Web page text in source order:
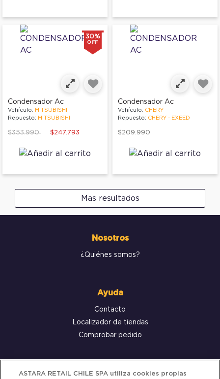
30%
OFF
Condensador Ac
Vehículo: MITSUBISHI
Repuesto: MITSUBISHI
Price reduced from
$353.990to $247.793
Condensador Ac
Vehículo: CHERY
Repuesto: CHERY - EXEED
$209.990
Mas resultados
Nosotros
¿Quiénes somos?
Ayuda
Contacto
Localizador de tiendas
Comprobar pedido
Servicio al cliente
ASTARA RETAIL CHILE SPA utiliza cookies propias